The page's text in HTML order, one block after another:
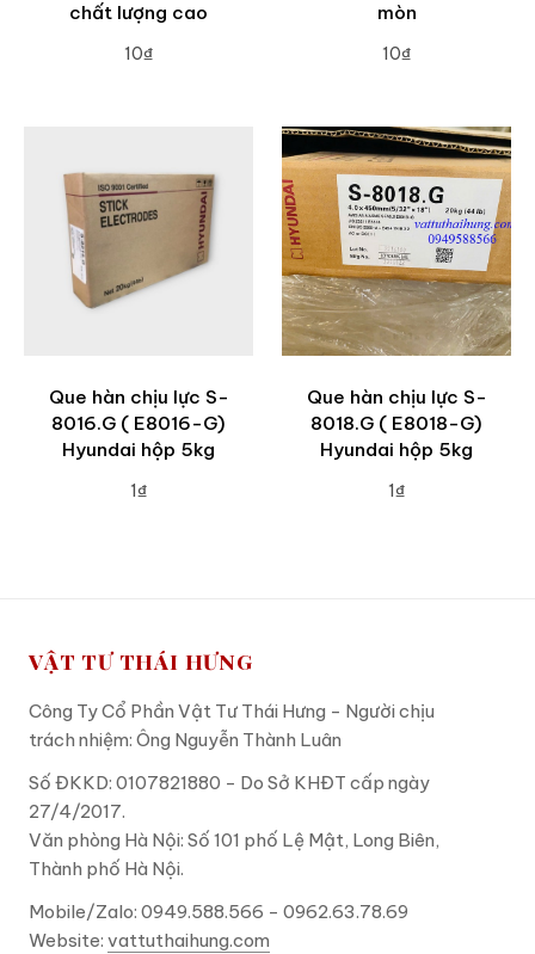
chất lượng cao
10₫
mòn
10₫
Que hàn chịu lực S-
8016.G ( E8016-G)
Hyundai hộp 5kg
1₫
Que hàn chịu lực S-
8018.G ( E8018-G)
Hyundai hộp 5kg
1₫
VẬT TƯ THÁI HƯNG
Công Ty Cổ Phần Vật Tư Thái Hưng - Người chịu
trách nhiệm: Ông Nguyễn Thành Luân
Số ĐKKD: 0107821880 - Do Sở KHĐT cấp ngày
27/4/2017.
Văn phòng Hà Nội: Số 101 phố Lệ Mật, Long Biên,
Thành phố Hà Nội.
Mobile/Zalo: 0949.588.566 - 0962.63.78.69
Website: vattuthaihung.com